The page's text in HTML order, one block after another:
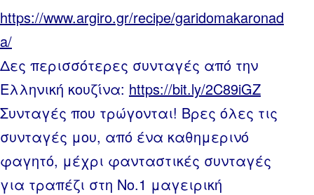
https://www.argiro.gr/recipe/garidomakaronad
a/
Δες περισσότερες συνταγές από την
Ελληνική κουζίνα: https://bit.ly/2C89iGZ
Συνταγές που τρώγονται! Βρες όλες τις
συνταγές μου, από ένα καθημερινό
φαγητό, μέχρι φανταστικές συνταγές
για τραπέζι στη Νο.1 μαγειρική